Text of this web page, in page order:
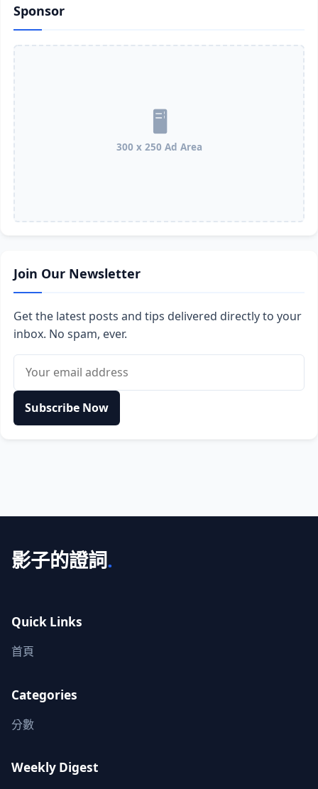
Sponsor
300 x 250 Ad Area
Join Our Newsletter
Get the latest posts and tips delivered directly to your
inbox. No spam, ever.
Subscribe Now
影子的證詞.
Quick Links
首頁
Categories
分數
Weekly Digest